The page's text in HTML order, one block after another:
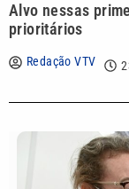
Alvo nessas
prioritários
Redação VTV